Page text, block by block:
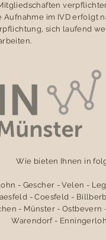
Aufnahme im IVD erfolgt
sich laufend
Wie bieten Ihnen in
- Gescher - Velen -
- Coesfeld -
- Münster -
Warendorf -